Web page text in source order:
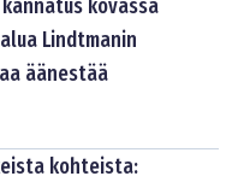
kovassa
Lindtmanin
äänestää
kohteista: